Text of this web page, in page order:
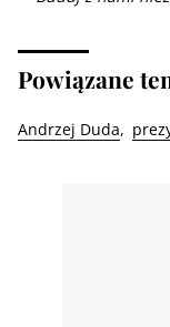
Powiązane
Andrzej Duda